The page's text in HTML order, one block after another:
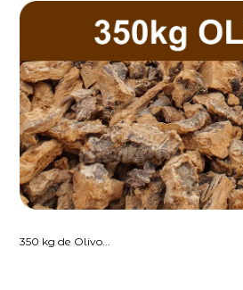
350 kg de Olivo...